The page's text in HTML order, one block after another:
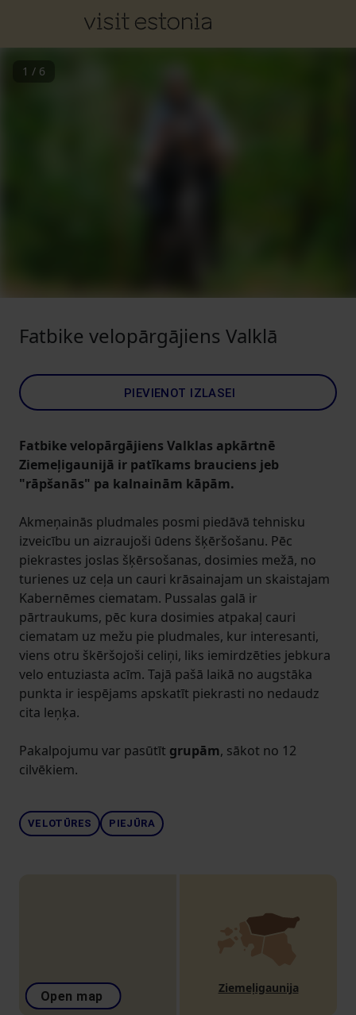
1 / 6
Fatbike velopārgājiens Valklā
PIEVIENOT IZLASEI
Fatbike velopārgājiens Valklas apkārtnē
Ziemeļigaunijā ir patīkams brauciens jeb
"rāpšanās" pa kalnainām kāpām.
Akmeņainās pludmales posmi piedāvā tehnisku
izveicību un aizraujoši ūdens šķēršošanu. Pēc
piekrastes joslas šķērsošanas, dosimies mežā, no
turienes uz ceļa un cauri krāsainajam un skaistajam
Kabernēmes ciematam. Pussalas galā ir
pārtraukums, pēc kura dosimies atpakaļ cauri
ciematam uz mežu pie pludmales, kur interesanti,
viens otru škēršojoši celiņi, liks iemirdzēties jebkura
velo entuziasta acīm. Tajā pašā laikā no augstāka
punkta ir iespējams apskatīt piekrasti no nedaudz
cita leņķa.
Pakalpojumu var pasūtīt grupām, sākot no 12
cilvēkiem.
VELOTŪRES PIEJŪRA
Open map
Ziemeļigaunija